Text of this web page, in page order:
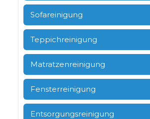
Sofareinigung
Teppichreinigung
Matratzenreinigung
Fensterreinigung
Entsorgungsreinigung